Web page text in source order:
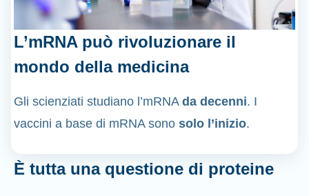
L’mRNA può rivoluzionare il
mondo della medicina
Gli scienziati studiano l’mRNA da decenni. I
vaccini a base di mRNA sono solo l’inizio.
È tutta una questione di proteine